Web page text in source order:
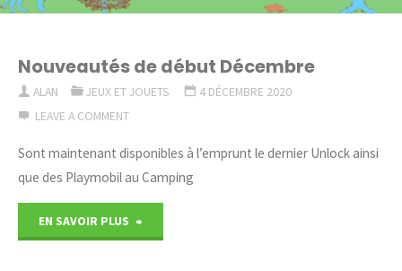
Nouveautés de début Décembre
ALAN JEUX ET JOUETS
4 DÉCEMBRE 2020
LEAVE A COMMENT
Sont maintenant disponibles à l’emprunt le dernier Unlock ainsi
que des Playmobil au Camping
EN SAVOIR PLUS